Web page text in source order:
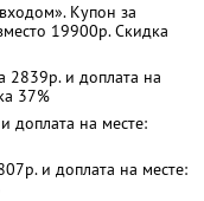
Купон за
19900р. Скидка
2839р. и доплата на
37%
доплата на месте:
и доплата на месте: